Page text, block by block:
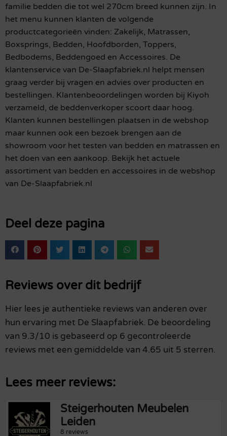
familie bedden die tot wel 270cm breed kunnen zijn. In
het menu kunnen klanten de volgende
productcategorieën vinden: Zakelijk, Matrassen,
Boxsprings, Bedden, Hoofdborden, Toppers,
Bedbodems, Beddengoed en Accessoires. De
klantenservice van De-Slaapfabriek.nl helpt mensen
graag verder bij vragen en advies over producten en
bestellingen. Klantenbeoordelingen worden bij Kiyoh
verzameld, de beddenverkoper scoort daar hoog.
Klanten kunnen bestellingen plaatsen in de webshop
maar kunnen ook een bezoek brengen aan de
showroom voor het testen van bedden en matrassen en
het doen van een aankoop. Bekijk het actuele
assortiment van bedden en accessoires in de webshop
van De-Slaapfabriek.nl
Deel deze pagina
Reviews over dit bedrijf
Hier lees je authentieke reviews van anderen over
hun ervaring met De Slaapfabriek. De beoordeling
van 9.3/10 is gebaseerd op 6 gecontroleerde
reviews met een gemiddelde van 4.65 uit 5 sterren.
Lees meer reviews:
Steigerhouten Meubelen
Leiden
8 reviews